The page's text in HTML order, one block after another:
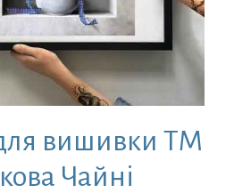
вишивки ТМ
Чайні